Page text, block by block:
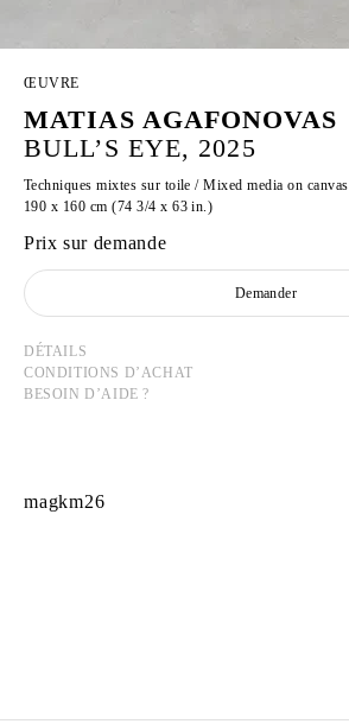
ŒUVRE
MATIAS AGAFONOVAS
BULL’S EYE, 2025
Techniques mixtes sur toile / Mixed media on canvas
190 x 160 cm (74 3/4 x 63 in.)
Prix sur demande
Demander
DÉTAILS
CONDITIONS D’ACHAT
BESOIN D’AIDE ?
magkm26